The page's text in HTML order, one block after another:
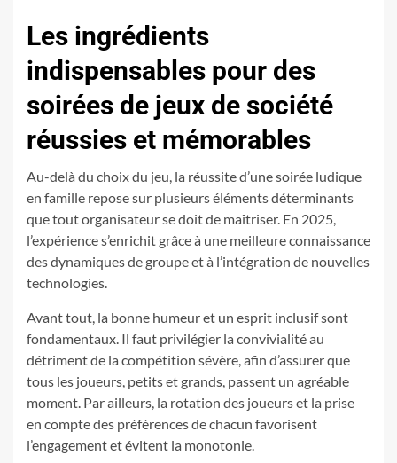
Les ingrédients
indispensables pour des
soirées de jeux de société
réussies et mémorables
Au-delà du choix du jeu, la réussite d’une soirée ludique
en famille repose sur plusieurs éléments déterminants
que tout organisateur se doit de maîtriser. En 2025,
l’expérience s’enrichit grâce à une meilleure connaissance
des dynamiques de groupe et à l’intégration de nouvelles
technologies.
Avant tout, la bonne humeur et un esprit inclusif sont
fondamentaux. Il faut privilégier la convivialité au
détriment de la compétition sévère, afin d’assurer que
tous les joueurs, petits et grands, passent un agréable
moment. Par ailleurs, la rotation des joueurs et la prise
en compte des préférences de chacun favorisent
l’engagement et évitent la monotonie.